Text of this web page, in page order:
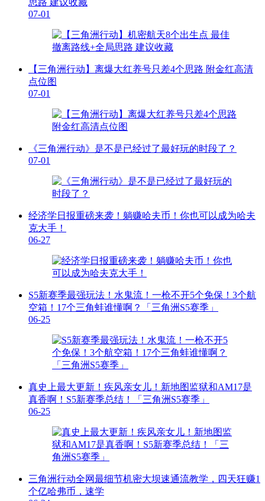
07-01
【三角洲行动】离爆大红养号只差4个思路 附金红高清
点位图
07-01
《三角洲行动》是不是已经过了最好玩的时段了？
07-01
经济学日报重磅来袭！躺赚哈夫币！你也可以成为哈夫
克大手！
06-27
S5新赛季最强玩法！水鬼流！一枪不开5个免保！3个航
空箱！17个三角蚌谁懂啊？「三角洲S5赛季」
06-25
真史上最大更新！疾风亲女儿！新地图监狱和AM17是
真香啊！S5新赛季总结！「三角洲S5赛季」
06-25
三角洲行动全网最细节机密大坝速通流教学，四天狂赚1
个亿哈弗币，速学